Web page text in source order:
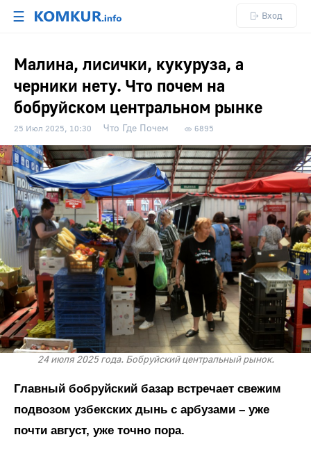
☰ Вход
Малина, лисички, кукуруза, а
черники нету. Что почем на
бобруйском центральном рынке
25 Июл 2025, 10:30 Что Где Почем 6895
24 июля 2025 года. Бобруйский центральный рынок.
Главный бобруйский базар встречает свежим
подвозом узбекских дынь с арбузами – уже
почти август, уже точно пора.